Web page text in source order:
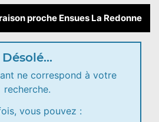
proche Ensues La Redonne
Désolé...
ne correspond à votre
recherche.
vous pouvez :